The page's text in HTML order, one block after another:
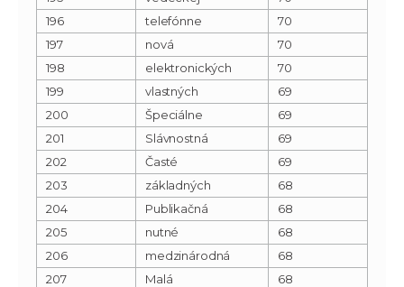
196
telefónne
70
197
nová
70
198
elektronických
70
199
vlastných
69
200
Špeciálne
69
201
Slávnostná
69
202
Časté
69
203
základných
68
204
Publikačná
68
205
nutné
68
206
medzinárodná
68
207
Malá
68